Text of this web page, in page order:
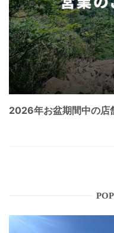
2026年お盆期間中の店